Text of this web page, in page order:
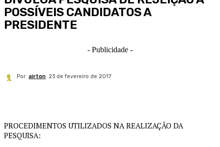
POSSÍVEIS CANDIDATOS A
PRESIDENTE
- Publicidade -
Por airton 23 de fevereiro de 2017
PROCEDIMENTOS UTILIZADOS NA REALIZAÇÃO DA
PESQUISA: